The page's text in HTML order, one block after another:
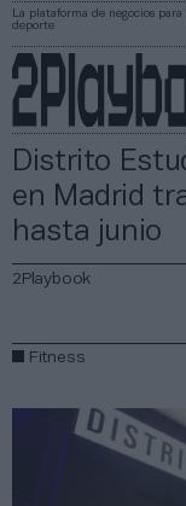
La plataforma de negocios
deporte
Distrito
en Madrid
hasta junio
2Playbook
Fitness